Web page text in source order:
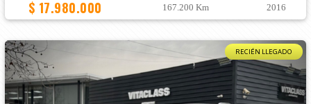
$ 17.980.000 167.200 Km 2016
RECIÉN LLEGADO